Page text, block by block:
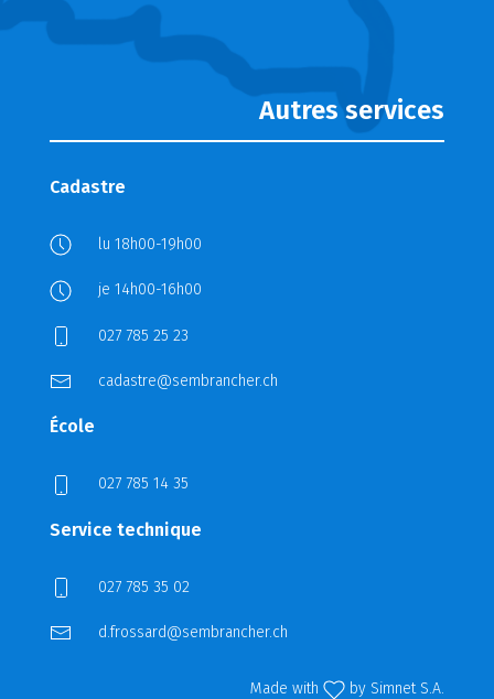
Autres services
Cadastre
lu 18h00-19h00
je 14h00-16h00
027 785 25 23
cadastre@sembrancher.ch
École
027 785 14 35
Service technique
027 785 35 02
d.frossard@sembrancher.ch
Made with by Simnet S.A.